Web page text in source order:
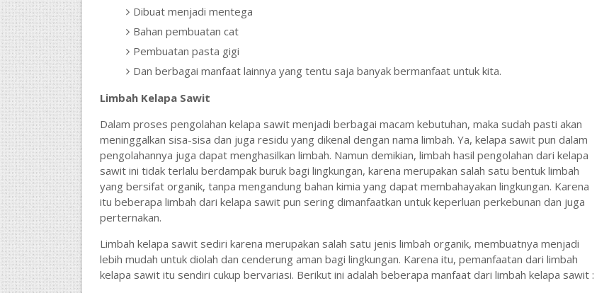
Dibuat menjadi mentega
Bahan pembuatan cat
Pembuatan pasta gigi
Dan berbagai manfaat lainnya yang tentu saja banyak bermanfaat untuk kita.
Limbah Kelapa Sawit
Dalam proses pengolahan kelapa sawit menjadi berbagai macam kebutuhan, maka sudah pasti akan
meninggalkan sisa-sisa dan juga residu yang dikenal dengan nama limbah. Ya, kelapa sawit pun dalam
pengolahannya juga dapat menghasilkan limbah. Namun demikian, limbah hasil pengolahan dari kelapa
sawit ini tidak terlalu berdampak buruk bagi lingkungan, karena merupakan salah satu bentuk limbah
yang bersifat organik, tanpa mengandung bahan kimia yang dapat membahayakan lingkungan. Karena
itu beberapa limbah dari kelapa sawit pun sering dimanfaatkan untuk keperluan perkebunan dan juga
perternakan.
Limbah kelapa sawit sediri karena merupakan salah satu jenis limbah organik, membuatnya menjadi
lebih mudah untuk diolah dan cenderung aman bagi lingkungan. Karena itu, pemanfaatan dari limbah
kelapa sawit itu sendiri cukup bervariasi. Berikut ini adalah beberapa manfaat dari limbah kelapa sawit :